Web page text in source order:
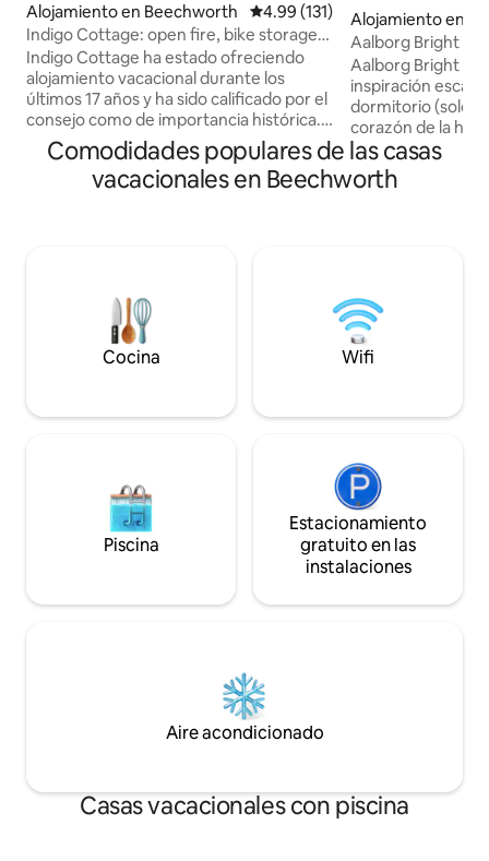
Alojamiento en Beechworth Calificación promedio: 4.99 de
4.99 (131)
Indigo Cottage: open fire, bike storage,
pet's ok
Indigo Cottage ha estado ofreciendo
alojamiento vacacional durante los
últimos 17 años y ha sido calificado por el
consejo como de importancia histórica.
Con interiores a juego, pero con
comodidades modernas, está rodeado
de terrazas diseñadas para capturar las
inverso en cada habitación. También
cuenta con un almacén de bicicletas con
cerradura y fibra NBN de alta velocidad
en las instalaciones.
Alojamiento en
Aalborg Bright
Aalborg Bright es
inspiración
dormitorio (solo
corazón de la
espectaculares
habitaciones,
diseño
metros de las
Bright. El diseño
Aalborg Bright
disfrutar del
Comodidades populares de las casas
vacacionales en Beechworth
Cocina Wifi
Piscina
Estacionamiento
gratuito en las
instalaciones
Aire acondicionado
Casas vacacionales con piscina